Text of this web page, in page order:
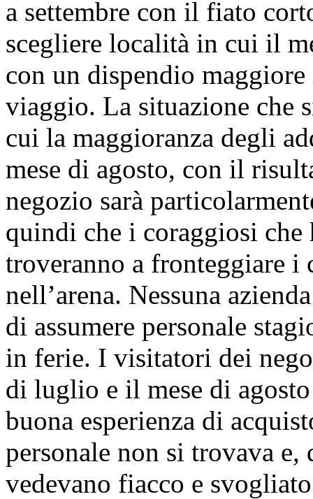
a settembre con il fiato
scegliere località in cui il
con un dispendio
viaggio. La situazione che
cui la maggioranza degli
mese di agosto, con il
negozio sarà
quindi che i coraggiosi che
troveranno a fronteggiare
nell’arena. Nessuna
di assumere personale
in ferie. I visitatori dei
di luglio e il mese di
buona esperienza di
personale non si trovava
vedevano fiacco e